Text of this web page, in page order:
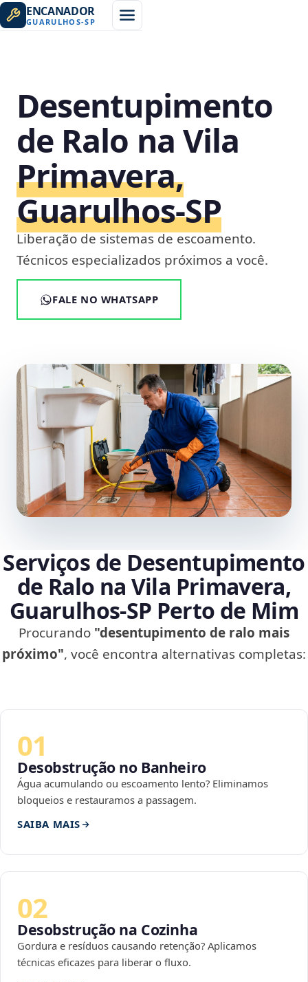
ENCANADOR
GUARULHOS-SP
Desentupimento
de Ralo na Vila
Primavera,
Guarulhos‑SP
Liberação de sistemas de escoamento.
Técnicos especializados próximos a você.
FALE NO WHATSAPP
Serviços de Desentupimento
de Ralo na Vila Primavera,
Guarulhos‑SP Perto de Mim
Procurando "desentupimento de ralo mais
próximo", você encontra alternativas completas:
01
Desobstrução no Banheiro
Água acumulando ou escoamento lento? Eliminamos
bloqueios e restauramos a passagem.
SAIBA MAIS
02
Desobstrução na Cozinha
Gordura e resíduos causando retenção? Aplicamos
técnicas eficazes para liberar o fluxo.